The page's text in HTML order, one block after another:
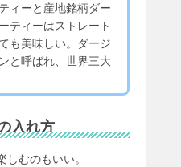
ィーと産地銘柄ダー
ティーはストレート
も美味しい。ダージ
と呼ばれ、世界三大
入れ方
むのもいい。